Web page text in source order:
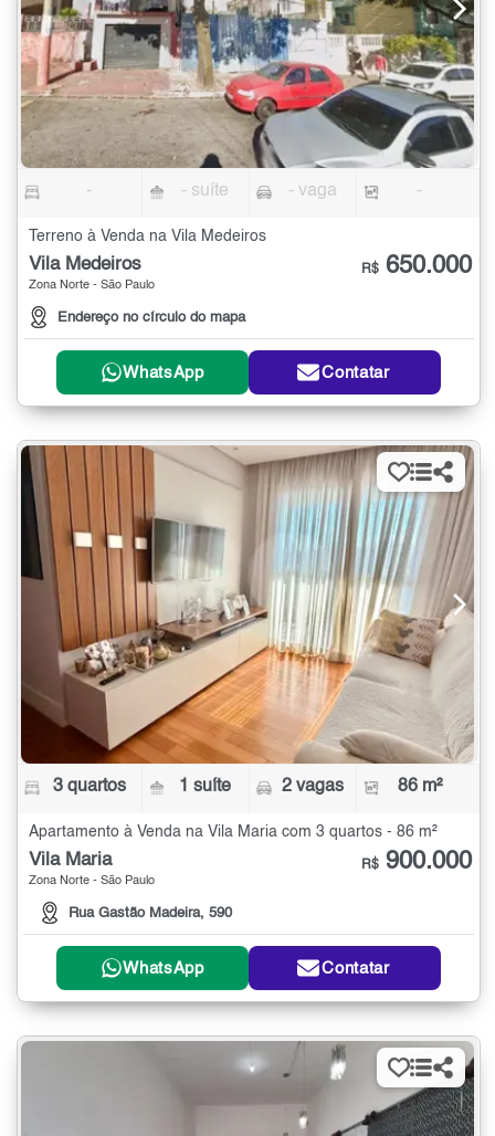
- - suíte - vaga -
Terreno à Venda na Vila Medeiros
Vila Medeiros
Zona Norte - São Paulo
Endereço no círculo do mapa
R$ 650.000
WhatsApp Contatar
3 quartos 1 suíte 2 vagas 86 m²
Apartamento à Venda na Vila Maria com 3 quartos - 86 m²
Vila Maria
Zona Norte - São Paulo
Rua Gastão Madeira, 590
R$ 900.000
WhatsApp Contatar